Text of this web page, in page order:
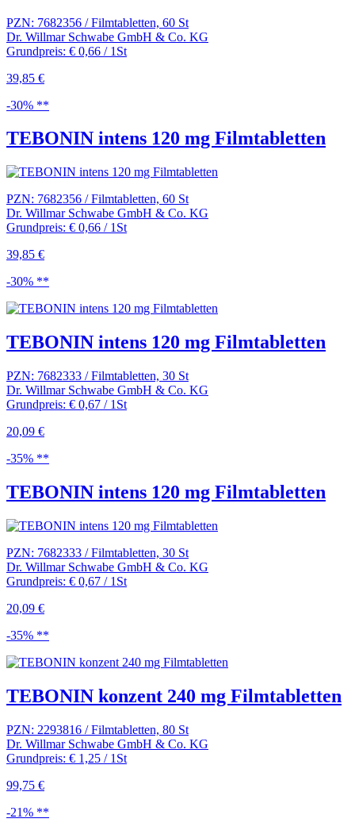
PZN: 7682356 / Filmtabletten, 60 St
Dr. Willmar Schwabe GmbH & Co. KG
Grundpreis: € 0,66 / 1St
39,85 €
-30% **
TEBONIN intens 120 mg Filmtabletten
PZN: 7682356 / Filmtabletten, 60 St
Dr. Willmar Schwabe GmbH & Co. KG
Grundpreis: € 0,66 / 1St
39,85 €
-30% **
TEBONIN intens 120 mg Filmtabletten
PZN: 7682333 / Filmtabletten, 30 St
Dr. Willmar Schwabe GmbH & Co. KG
Grundpreis: € 0,67 / 1St
20,09 €
-35% **
TEBONIN intens 120 mg Filmtabletten
PZN: 7682333 / Filmtabletten, 30 St
Dr. Willmar Schwabe GmbH & Co. KG
Grundpreis: € 0,67 / 1St
20,09 €
-35% **
TEBONIN konzent 240 mg Filmtabletten
PZN: 2293816 / Filmtabletten, 80 St
Dr. Willmar Schwabe GmbH & Co. KG
Grundpreis: € 1,25 / 1St
99,75 €
-21% **